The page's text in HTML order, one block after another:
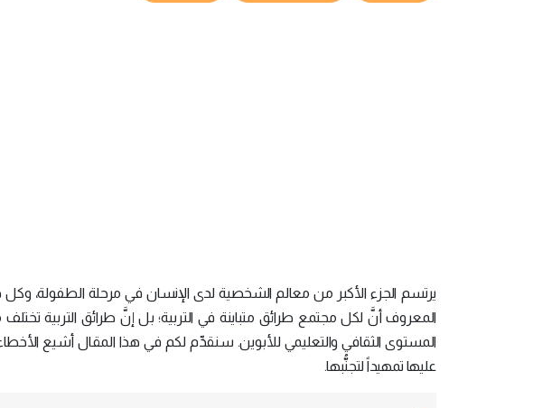
يرتسم الجزء الأكبر من معالم الشخصية لدى الإنسان في مرحلة الطفولة،
المعروف أنَّ لكل مجتمع طرائق متباينة في التربية؛ بل إنَّ طرائق التربية
المستوى الثقافي والتعليمي للأبوين. سنقدِّم لكم في هذا المقال أشيع
عليها تمهيداً لتجنُّبها.